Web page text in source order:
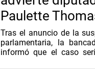
Paulette
Tras el anuncio de la
parlamentaria, la
informó que el caso
objetivo de que se